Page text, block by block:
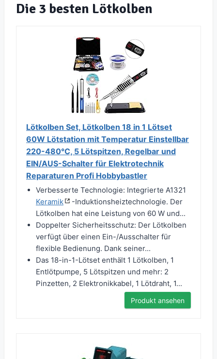
Die 3 besten Lötkolben
Lötkolben Set, Lötkolben 18 in 1 Lötset
60W Lötstation mit Temperatur Einstellbar
220-480°C, 5 Lötspitzen, Regelbar und
EIN/AUS-Schalter für Elektrotechnik
Reparaturen Profi Hobbybastler
Verbesserte Technologie: Integrierte A1321
Keramik
-Induktionsheiztechnologie. Der
Lötkolben hat eine Leistung von 60 W und...
Doppelter Sicherheitsschutz: Der Lötkolben
verfügt über einen Ein-/Ausschalter für
flexible Bedienung. Dank seiner...
Das 18-in-1-Lötset enthält 1 Lötkolben, 1
Entlötpumpe, 5 Lötspitzen und mehr: 2
Pinzetten, 2 Elektronikkabel, 1 Lötdraht, 1...
Produkt ansehen